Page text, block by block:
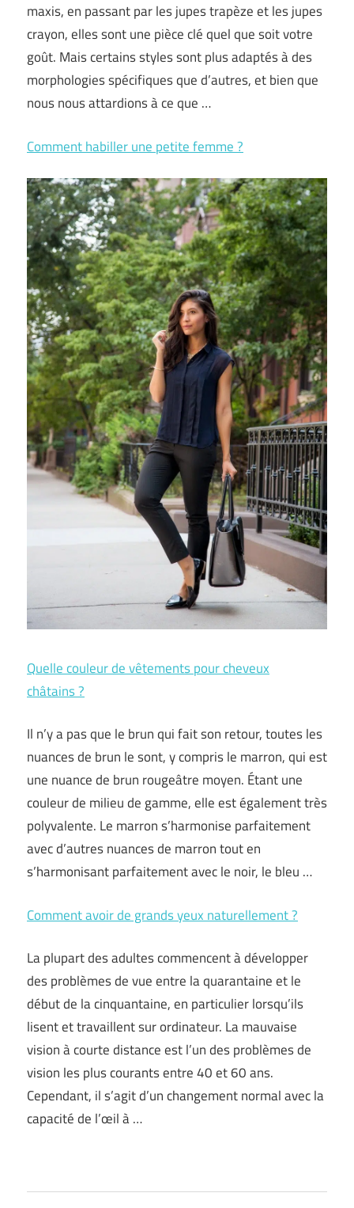
maxis, en passant par les jupes trapèze et les jupes
crayon, elles sont une pièce clé quel que soit votre
goût. Mais certains styles sont plus adaptés à des
morphologies spécifiques que d’autres, et bien que
nous nous attardions à ce que …
Comment habiller une petite femme ?
Quelle couleur de vêtements pour cheveux
châtains ?
Il n’y a pas que le brun qui fait son retour, toutes les
nuances de brun le sont, y compris le marron, qui est
une nuance de brun rougeâtre moyen. Étant une
couleur de milieu de gamme, elle est également très
polyvalente. Le marron s’harmonise parfaitement
avec d’autres nuances de marron tout en
s’harmonisant parfaitement avec le noir, le bleu …
Comment avoir de grands yeux naturellement ?
La plupart des adultes commencent à développer
des problèmes de vue entre la quarantaine et le
début de la cinquantaine, en particulier lorsqu’ils
lisent et travaillent sur ordinateur. La mauvaise
vision à courte distance est l’un des problèmes de
vision les plus courants entre 40 et 60 ans.
Cependant, il s’agit d’un changement normal avec la
capacité de l’œil à …